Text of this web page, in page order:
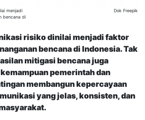
menjadi
bencana di
Dok Freepik
risiko dinilai menjadi faktor
bencana di Indonesia. Tak
mitigasi bencana juga
pemerintah dan
membangun kepercayaan
yang jelas, konsisten, dan